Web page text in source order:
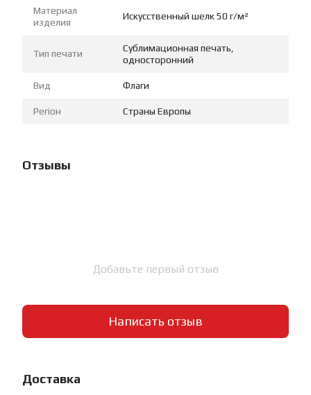
Материал
изделия
Искусственный шелк 50 г/м²
Тип печати
Сублимационная печать,
односторонний
Вид Флаги
Регіон Страны Европы
Отзывы
Добавьте первый отзыв
Написать отзыв
Доставка